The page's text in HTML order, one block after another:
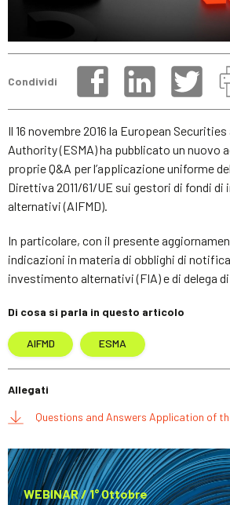
Condividi
Il 16 novembre 2016 la European
Authority (ESMA) ha pubblicato un nuovo
proprie Q&A per l’applicazione uniforme
Direttiva 2011/61/UE sui gestori di fondi
alternativi (AIFMD).
In particolare, con il presente
indicazioni in materia di obblighi di
investimento alternativi (FIA) e di delega
Di cosa si parla in questo articolo
AIFMD ESMA
Allegati
Questions and Answers Application of
WEBINAR / 1° Ottobre